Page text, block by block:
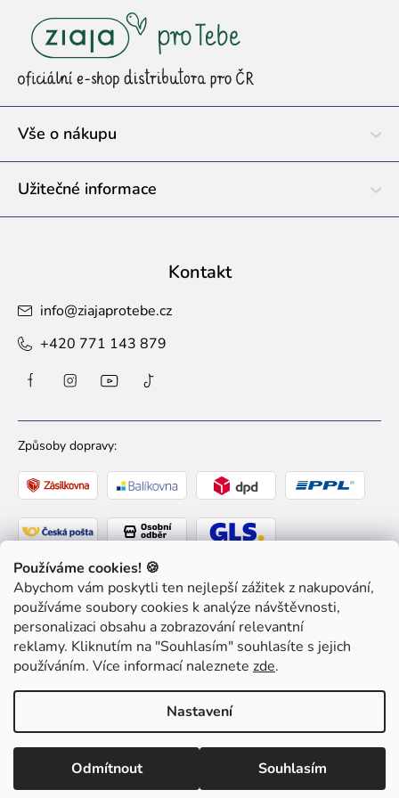
Používáme cookies! 🍪
Abychom vám poskytli ten nejlepší zážitek z nakupování,
používáme soubory cookies k analýze návštěvnosti,
personalizaci obsahu a zobrazování relevantní
reklamy. Kliknutím na "Souhlasím" souhlasíte s jejich
používáním. Více informací naleznete zde.
Nastavení
Odmítnout Souhlasím
t
Vše o nákupu
Užitečné informace
Kontakt
info@ziajaprotebe.cz
+420 771 143 879
Způsoby dopravy:
Způsoby platby:
Vytvořil Shoptet
Ziaja pro Tebe
Upravit nastavení cookies